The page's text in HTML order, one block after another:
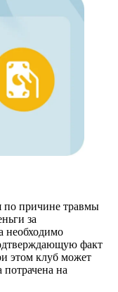
по причине травмы
за
необходимо
факт
этом клуб может
потрачена на